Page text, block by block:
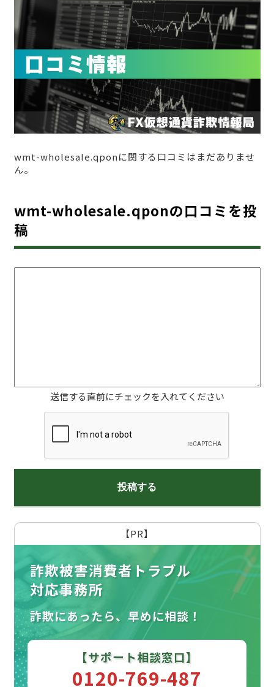
wmt-wholesale.qponに関する口コミはまだありませ
ん。
wmt-wholesale.qponの口コミを投
稿
送信する直前にチェックを入れてください
【PR】
詐欺被害消費者トラブル
対応事務所
詐欺にあったら、早めに相談！
【サポート相談窓口】
0120-769-487